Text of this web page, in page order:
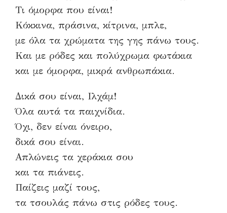
Τι όμορφα που είναι!
Κόκκινα, πράσινα, κίτρινα, μπλε,
με όλα τα χρώματα της γης πάνω τους.
Και με ρόδες και πολύχρωμα φωτάκια
και με όμορφα, μικρά ανθρωπάκια.
Δικά σου είναι, Ιλχάμ!
Όλα αυτά τα παιχνίδια.
Όχι, δεν είναι όνειρο,
δικά σου είναι.
Απλώνεις τα χεράκια σου
και τα πιάνεις.
Παίζεις μαζί τους,
τα τσουλάς πάνω στις ρόδες τους.